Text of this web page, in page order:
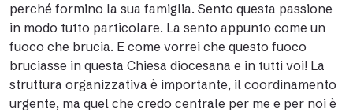
perché formino la sua famiglia. Sento questa passione
in modo tutto particolare. La sento appunto come un
fuoco che brucia. E come vorrei che questo fuoco
bruciasse in questa Chiesa diocesana e in tutti voi! La
struttura organizzativa è importante, il coordinamento
urgente, ma quel che credo centrale per me e per noi è